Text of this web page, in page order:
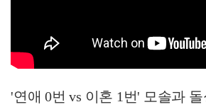
'연애 0번 vs 이혼 1번' 모솔과 돌